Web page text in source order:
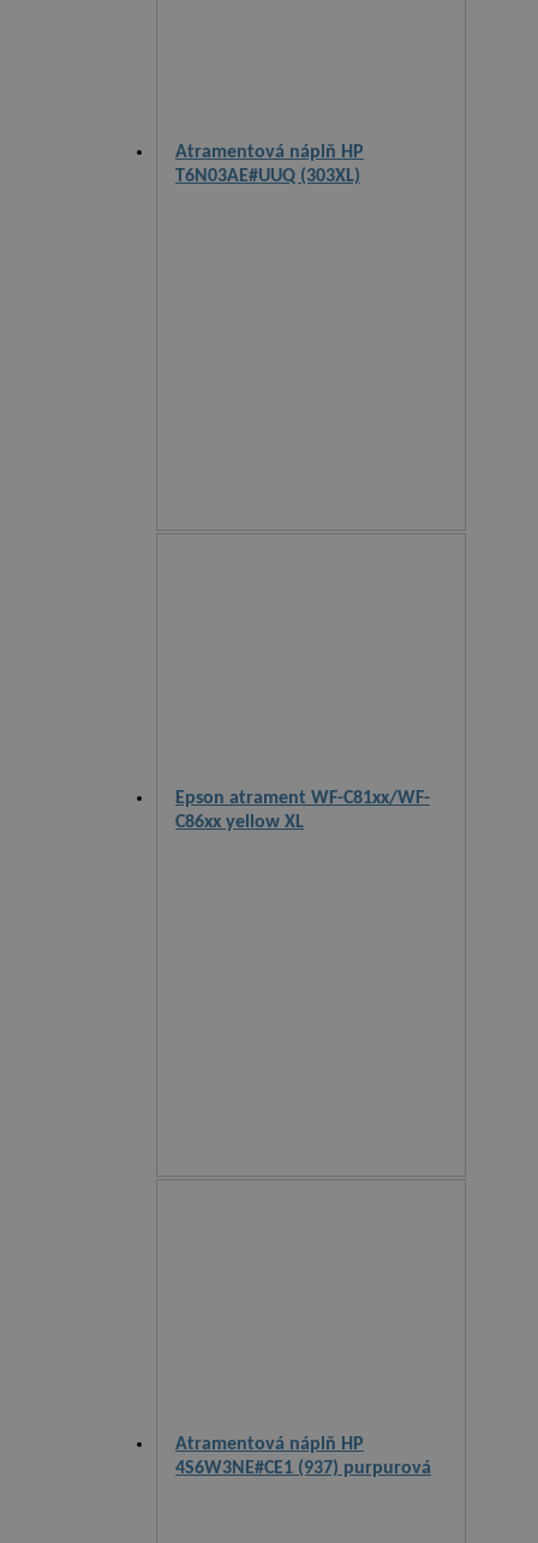
Atramentová náplň HP
T6N03AE#UUQ (303XL)
Epson atrament WF-C81xx/WF-
C86xx yellow XL
Atramentová náplň HP
4S6W3NE#CE1 (937) purpurová